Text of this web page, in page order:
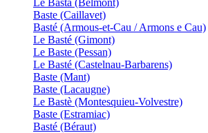
Baste (Caillavet)
Basté (Armous-et-Cau / Armons e Cau)
Le Basté (Gimont)
Le Baste (Pessan)
Le Basté (Castelnau-Barbarens)
Baste (Mant)
Baste (Lacaugne)
Le Bastè (Montesquieu-Volvestre)
Baste (Estramiac)
Basté (Béraut)